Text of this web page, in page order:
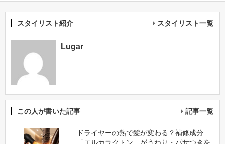
スタイリスト紹介 スタイリスト一覧
Lugar
この人が書いた記事 記事一覧
ドライヤーの熱で髪が変わる？補修成分